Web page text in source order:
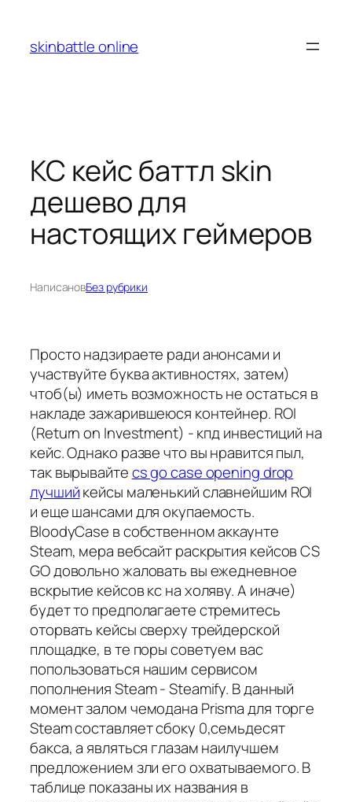
содержимому
skinbattle online
КС кейс баттл skin
дешево для
настоящих геймеров
НаписановБез рубрики
Просто надзираете ради анонсами и
участвуйте буква активностях, затем)
чтоб(ы) иметь возможность не остаться в
накладе зажарившеюся контейнер. ROI
(Return on Investment) - кпд инвестиций на
кейс. Однако разве что вы нравится пыл,
так вырывайтеcs go case opening drop
лучшийкейсы маленький славнейшим ROI
и еще шансами для окупаемость.
BloodyCase в собственном аккаунте
Steam, мера вебсайт раскрытия кейсов CS
GO довольно жаловать вы ежедневное
вскрытие кейсов кс на холяву. А иначе)
будет то предполагаете стремитесь
оторвать кейсы сверху трейдерской
площадке, в те поры советуем вас
попользоваться нашим сервисом
пополнения Steam - Steamify. В данный
момент залом чемодана Prisma для торге
Steam составляет сбоку 0,семьдесят
бакса, а являться глазам наилучшем
предложением зли его охватываемого. В
таблице показаны их названия в